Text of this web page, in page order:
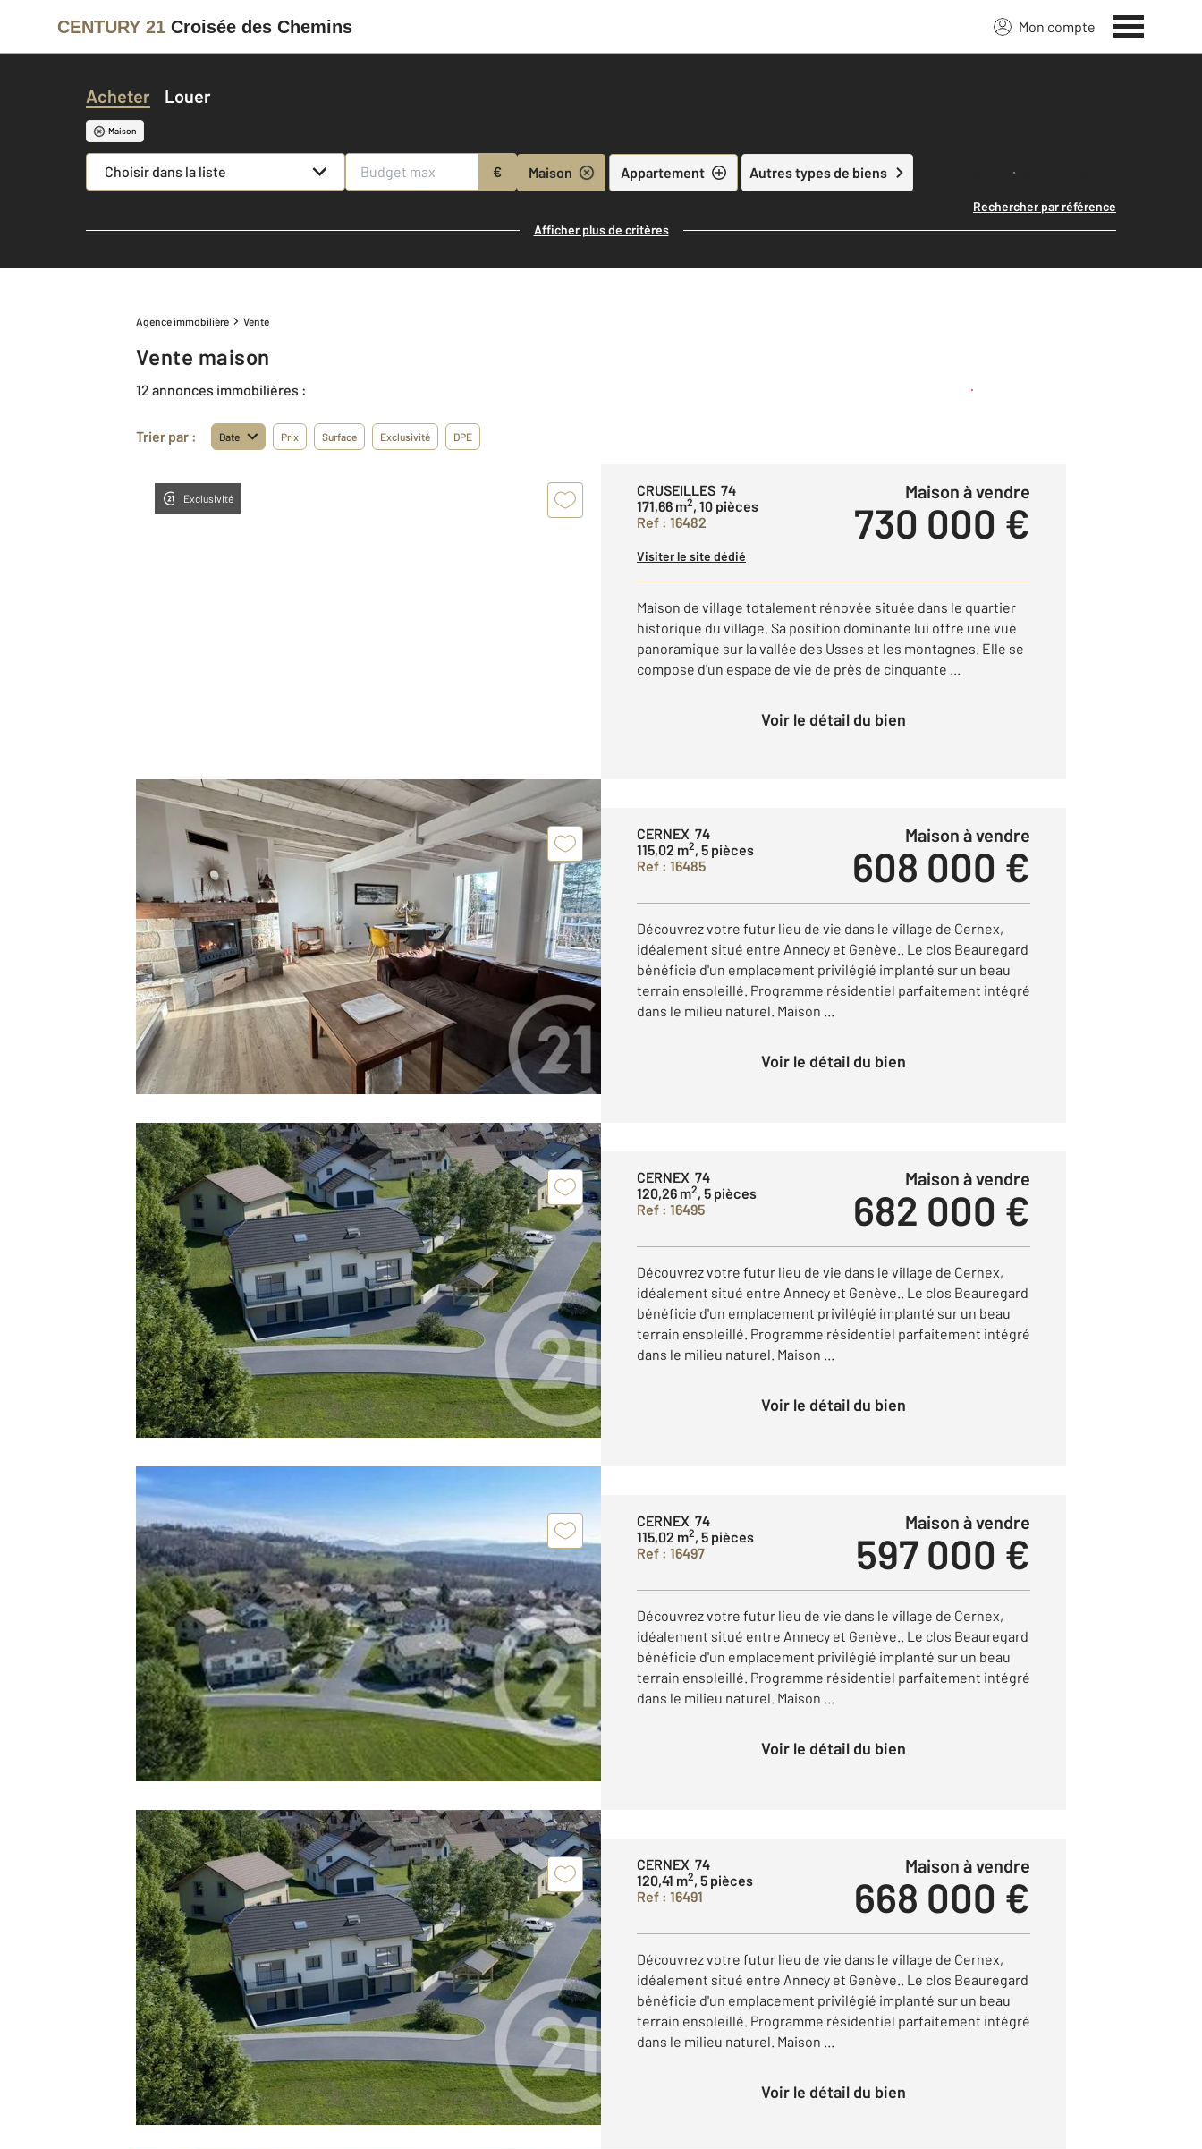
CENTURY 21 Croisée des Chemins Mon compte
Acheter Louer
Maison
Choisir dans la liste € Maison Appartement Autres types de biens Lancer ma recherche
Rechercher par référence
Afficher plus de critères
Agence immobilière Vente
Vente maison
12 annonces immobilières : Créer une alerte
Trier par : Date Prix Surface Exclusivité DPE
Exclusivité
CRUSEILLES 74
171,66 m2, 10 pièces
Ref : 16482
Maison à vendre
730 000 €
Visiter le site dédié
Maison de village totalement rénovée située dans le quartier
historique du village. Sa position dominante lui offre une vue
panoramique sur la vallée des Usses et les montagnes. Elle se
compose d'un espace de vie de près de cinquante ...
Voir le détail du bien
CERNEX 74
115,02 m2, 5 pièces
Ref : 16485
Maison à vendre
608 000 €
Découvrez votre futur lieu de vie dans le village de Cernex,
idéalement situé entre Annecy et Genève.. Le clos Beauregard
bénéficie d'un emplacement privilégié implanté sur un beau
terrain ensoleillé. Programme résidentiel parfaitement intégré
dans le milieu naturel. Maison ...
Voir le détail du bien
CERNEX 74
120,26 m2, 5 pièces
Ref : 16495
Maison à vendre
682 000 €
Découvrez votre futur lieu de vie dans le village de Cernex,
idéalement situé entre Annecy et Genève.. Le clos Beauregard
bénéficie d'un emplacement privilégié implanté sur un beau
terrain ensoleillé. Programme résidentiel parfaitement intégré
dans le milieu naturel. Maison ...
Voir le détail du bien
CERNEX 74
115,02 m2, 5 pièces
Ref : 16497
Maison à vendre
597 000 €
Découvrez votre futur lieu de vie dans le village de Cernex,
idéalement situé entre Annecy et Genève.. Le clos Beauregard
bénéficie d'un emplacement privilégié implanté sur un beau
terrain ensoleillé. Programme résidentiel parfaitement intégré
dans le milieu naturel. Maison ...
Voir le détail du bien
CERNEX 74
120,41 m2, 5 pièces
Ref : 16491
Maison à vendre
668 000 €
Découvrez votre futur lieu de vie dans le village de Cernex,
idéalement situé entre Annecy et Genève.. Le clos Beauregard
bénéficie d'un emplacement privilégié implanté sur un beau
terrain ensoleillé. Programme résidentiel parfaitement intégré
dans le milieu naturel. Maison ...
Voir le détail du bien